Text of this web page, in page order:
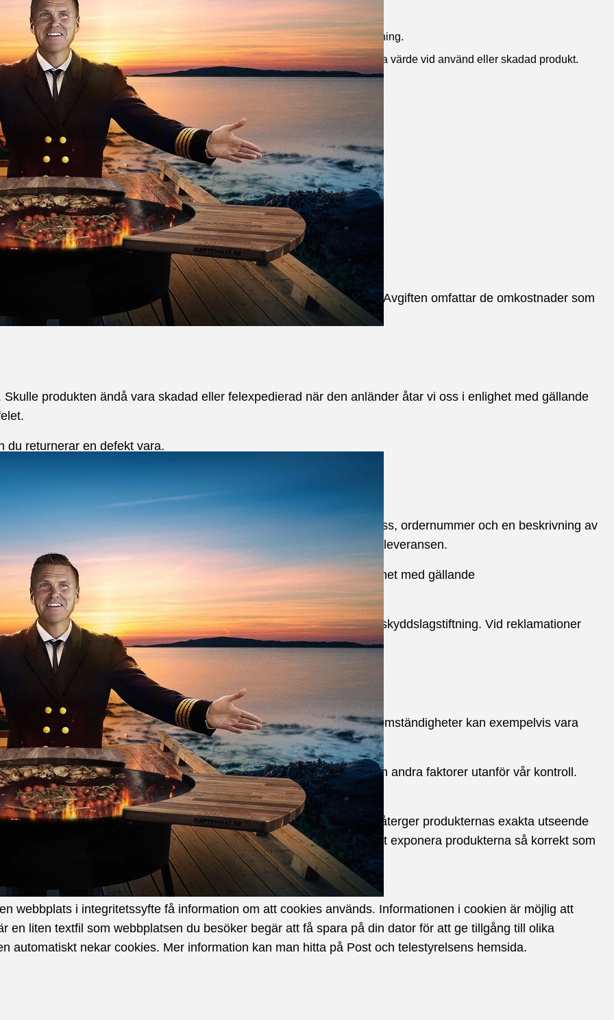
returnera produkterna till oss.
retur, produkterna bör därför skickas välpaketerade och i ursprunglig förpackning.
en summa motsvarande värdeminskningen jämfört med varans ursprungliga värde vid använd eller skadad produkt.
(plomberats) och där förseglingen (plomberingen) har brutits av dig.
och där förseglingen har brutits av dig.
dig eller har en tydlig personlig prägel efter dina önskemål.
till att tjänsten påbörjas utan ångerrätt.
ångerrätten, sehär.
för paketets tid hos ombudet, kommer vi debitera dig en avgift. Avgiften omfattar de omkostnader som
produkten ändå vara skadad eller felexpedierad när den anländer åtar vi oss i enlighet med gällande
du returnerar en defekt vara.
upptäckts.
där du anger ditt namn, din adress, e-postadress, ordernummer och en beskrivning av
DHL med bilddokument inom 7 kalenderdagar från det du mottagit leveransen.
liknande produkt, återbetalar vi dig för den defekta produkten i enlighet med gällande
reklamationer.
visar sig att varan inte är felaktig i enlighet med gällande konsumentskyddslagstiftning. Vid reklamationer
se arn.se.
på grund av produkten.
utanför företagets rådande (Force Majeure). Dessa omständigheter kan exempelvis vara
eller utebliven leverans från leverantör.
produktegenskaper som ändrats av respektive leverantör och andra faktorer utanför vår kontroll.
samt slutförsäljning av produkter. Vi garanterar inte att bilderna återger produkternas exakta utseende
fotokvalitet samt upplösning. Vi försöker alltid på bästa sätt att exponera produkterna så korrekt som
webbplats i integritetssyfte få information om att cookies används. Informationen i cookien är möjlig att
en liten textfil som webbplatsen du besöker begär att få spara på din dator för att ge tillgång till olika
automatiskt nekar cookies. Mer information kan man hitta på Post och telestyrelsens hemsida.